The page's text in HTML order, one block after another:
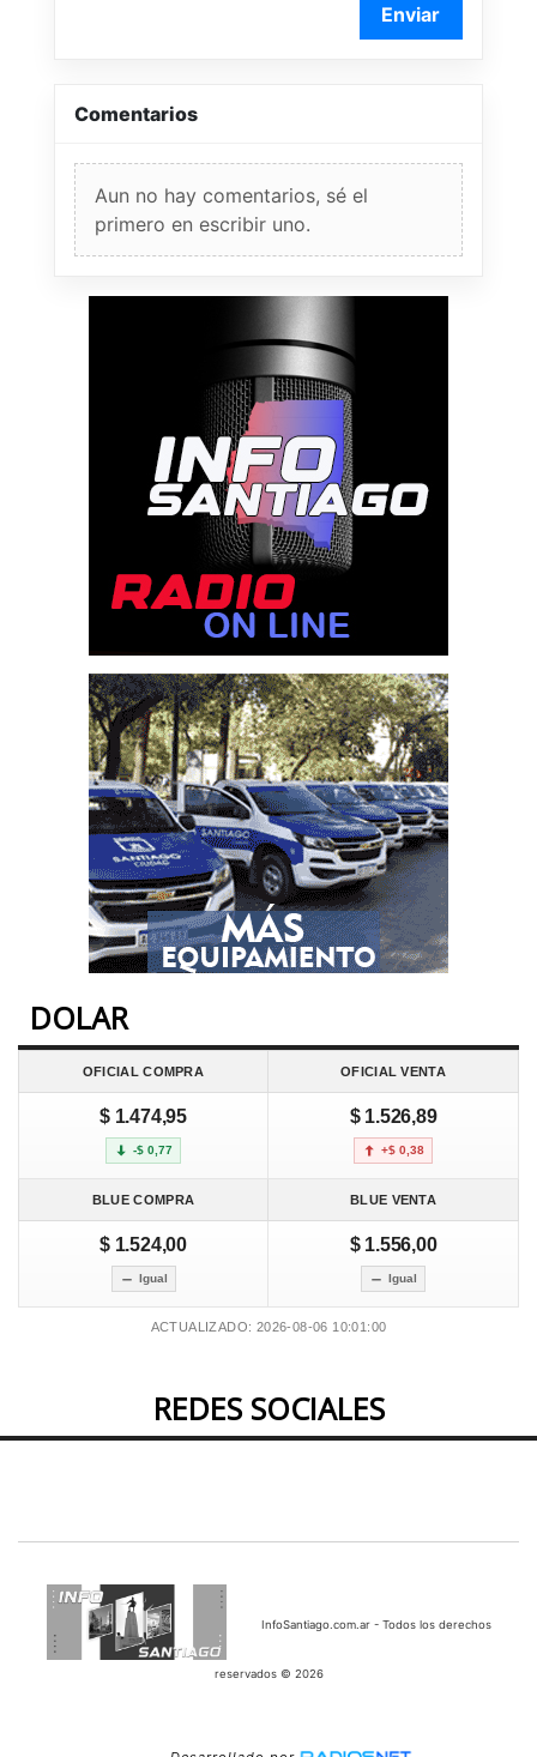
Enviar
Comentarios
Aun no hay comentarios, sé el
primero en escribir uno.
DOLAR
OFICIAL COMPRA OFICIAL VENTA
$ 1.474,95
-$ 0,77
$ 1.526,89
+$ 0,38
BLUE COMPRA BLUE VENTA
$ 1.524,00
Igual
$ 1.556,00
Igual
ACTUALIZADO: 2026-08-06 10:01:00
REDES SOCIALES
InfoSantiago.com.ar - Todos los derechos
reservados © 2026